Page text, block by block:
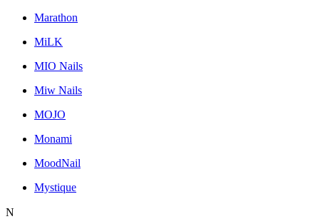
Marathon
MiLK
MIO Nails
Miw Nails
MOJO
Monami
MoodNail
Mystique
N